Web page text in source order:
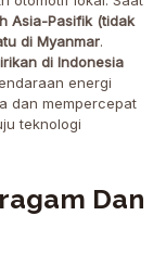
Asia-Pasifik (tidak
di Myanmar.
di Indonesia
energi
dan mempercepat
teknologi
Dan